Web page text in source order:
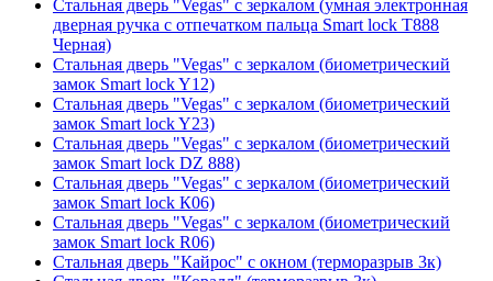
Стальная дверь "Vegas" с зеркалом (умная электронная
дверная ручка с отпечатком пальца Smart lock T888
Черная)
Стальная дверь "Vegas" с зеркалом (биометрический
замок Smart lock Y12)
Стальная дверь "Vegas" с зеркалом (биометрический
замок Smart lock Y23)
Стальная дверь "Vegas" с зеркалом (биометрический
замок Smart lock DZ 888)
Стальная дверь "Vegas" с зеркалом (биометрический
замок Smart lock К06)
Стальная дверь "Vegas" с зеркалом (биометрический
замок Smart lock R06)
Стальная дверь "Кайрос" с окном (терморазрыв 3к)